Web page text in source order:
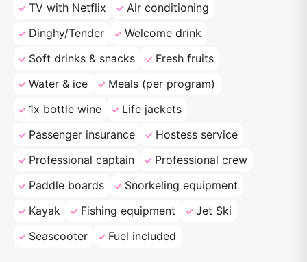
TV with Netflix
Air conditioning
Dinghy/Tender
Welcome drink
Soft drinks & snacks
Fresh fruits
Water & ice
Meals (per program)
1x bottle wine
Life jackets
Passenger insurance
Hostess service
Professional captain
Professional crew
Paddle boards
Snorkeling equipment
Kayak
Fishing equipment
Jet Ski
Seascooter
Fuel included